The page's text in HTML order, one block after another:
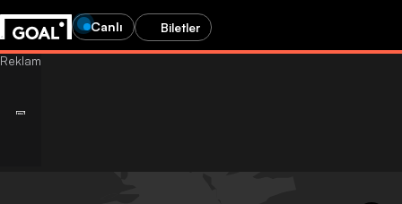
Canlı Biletler